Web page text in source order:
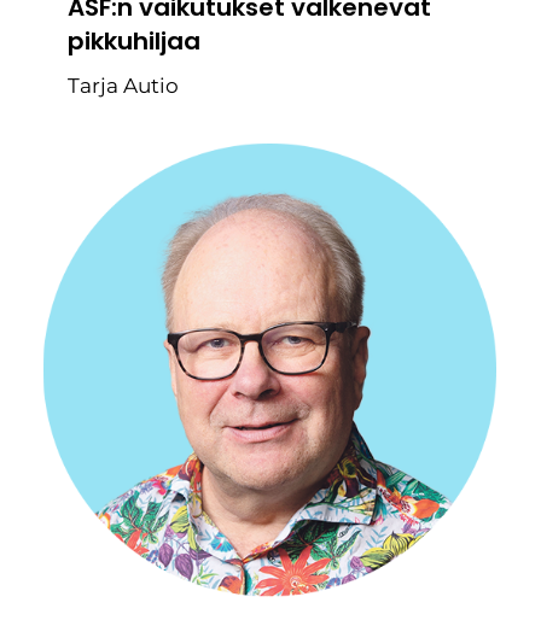
ASF:n vaikutukset valkenevat
pikkuhiljaa
Tarja Autio